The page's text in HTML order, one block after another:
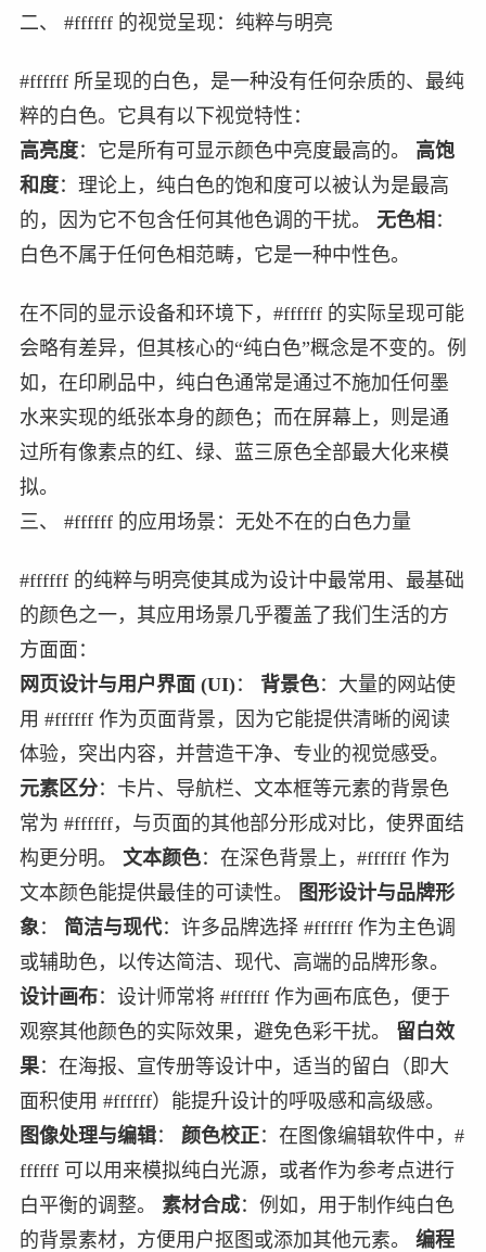
二、 #ffffff 的视觉呈现：纯粹与明亮
#ffffff 所呈现的白色，是一种没有任何杂质的、最纯
粹的白色。它具有以下视觉特性：
高亮度：它是所有可显示颜色中亮度最高的。 高饱
和度：理论上，纯白色的饱和度可以被认为是最高
的，因为它不包含任何其他色调的干扰。 无色相 ：
白色不属于任何色相范畴，它是一种中性色。
在不同的显示设备和环境下，#ffffff 的实际呈现可能
会略有差异，但其核心的“纯白色”概念是不变的。例
如，在印刷品中，纯白色通常是通过不施加任何墨
水来实现的纸张本身的颜色；而在屏幕上，则是通
过所有像素点的红、绿、蓝三原色全部最大化来模
拟。
三、 #ffffff 的应用场景：无处不在的白色力量
#ffffff 的纯粹与明亮使其成为设计中最常用、最基础
的颜色之一，其应用场景几乎覆盖了我们生活的方
方面面：
网页设计与用户界面 (UI)： 背景色：大量的网站使
用 #ffffff 作为页面背景，因为它能提供清晰的阅读
体验，突出内容，并营造干净、专业的视觉感受。
元素区分：卡片、导航栏、文本框等元素的背景色
常为 #ffffff，与页面的其他部分形成对比，使界面结
构更分明。 文本颜色：在深色背景上，#ffffff 作为
文本颜色能提供最佳的可读性。
图形设计与品牌形
象： 简洁与现代：许多品牌选择 #ffffff 作为主色调
或辅助色，以传达简洁、现代、高端的品牌形象。
设计画布：设计师常将 #ffffff 作为画布底色，便于
观察其他颜色的实际效果，避免色彩干扰。 留白效
果：在海报、宣传册等设计中，适当的留白（即大
面积使用 #ffffff）能提升设计的呼吸感和高级感。
图像处理与编辑： 颜色校正：在图像编辑软件中，#
ffffff 可以用来模拟纯白光源，或者作为参考点进行
白平衡的调整。 素材合成：例如，用于制作纯白色
的背景素材，方便用户抠图或添加其他元素。 编程